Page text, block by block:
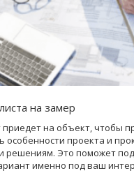
на замер
на объект, чтобы
особенности проекта и
решениям. Это поможет
именно под ваш